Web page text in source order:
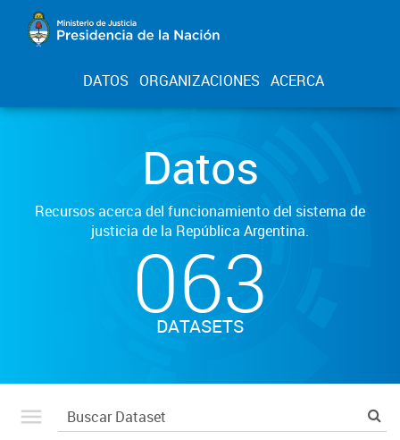
DATOS ORGANIZACIONES ACERCA
Datos
Recursos acerca del funcionamiento del sistema de
justicia de la República Argentina.
063
DATASETS